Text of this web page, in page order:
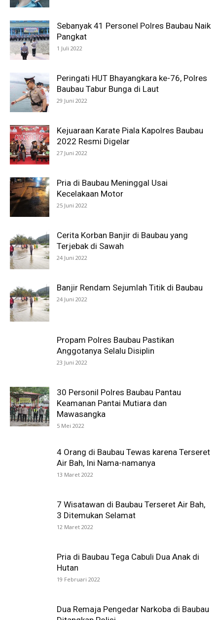
Sebanyak 41 Personel Polres Baubau Naik
Pangkat
1 Juli 2022
Peringati HUT Bhayangkara ke-76, Polres
Baubau Tabur Bunga di Laut
29 Juni 2022
Kejuaraan Karate Piala Kapolres Baubau
2022 Resmi Digelar
27 Juni 2022
Pria di Baubau Meninggal Usai
Kecelakaan Motor
25 Juni 2022
Cerita Korban Banjir di Baubau yang
Terjebak di Sawah
24 Juni 2022
Banjir Rendam Sejumlah Titik di Baubau
24 Juni 2022
Propam Polres Baubau Pastikan
Anggotanya Selalu Disiplin
23 Juni 2022
30 Personil Polres Baubau Pantau
Keamanan Pantai Mutiara dan
Mawasangka
5 Mei 2022
4 Orang di Baubau Tewas karena Terseret
Air Bah, Ini Nama-namanya
13 Maret 2022
7 Wisatawan di Baubau Terseret Air Bah,
3 Ditemukan Selamat
12 Maret 2022
Pria di Baubau Tega Cabuli Dua Anak di
Hutan
19 Februari 2022
Dua Remaja Pengedar Narkoba di Baubau